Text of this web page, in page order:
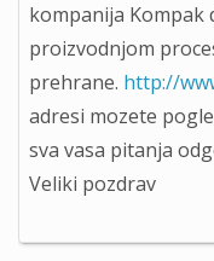
kompanija Kompak
proizvodnjom
prehrane. http://
adresi mozete
sva vasa pitanja
Veliki pozdrav